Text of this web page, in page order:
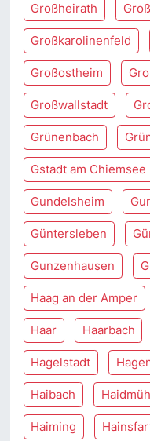
Großheirath
Großkarolinenfeld
Großostheim
Großwallstadt
Grünenbach
Gstadt am Chiemsee
Gundelsheim
Güntersleben
Gunzenhausen
Haag an der Amper
Haar Haarbach
Hagelstadt
Haibach
Haiming